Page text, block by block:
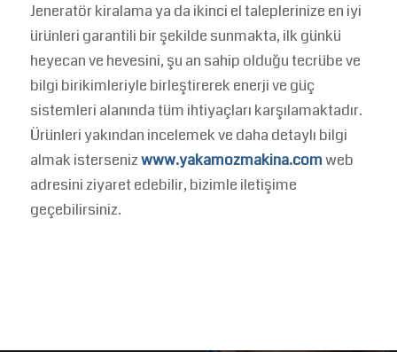
Jeneratör kiralama ya da ikinci el taleplerinize en iyi
ürünleri garantili bir şekilde sunmakta, ilk günkü
heyecan ve hevesini, şu an sahip olduğu tecrübe ve
bilgi birikimleriyle birleştirerek enerji ve güç
sistemleri alanında tüm ihtiyaçları karşılamaktadır.
Ürünleri yakından incelemek ve daha detaylı bilgi
almak istersenizwww.yakamozmakina.comweb
adresini ziyaret edebilir, bizimle iletişime
geçebilirsiniz.